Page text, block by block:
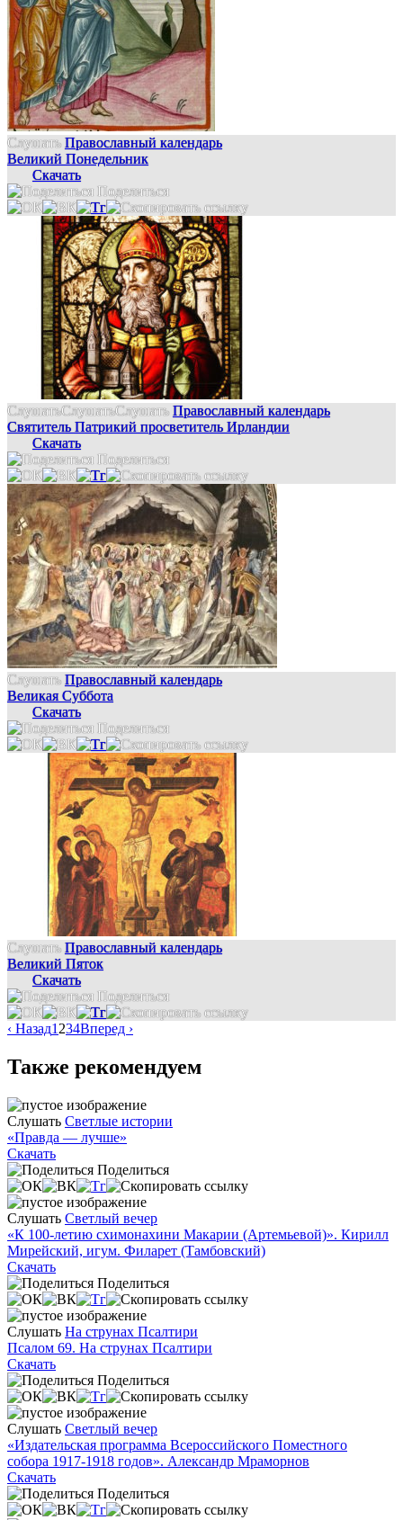
Слушать Православный календарь
Великий Понедельник
Скачать
Поделиться
СлушатьСлушатьСлушать Православный календарь
Святитель Патрикий просветитель Ирландии
Скачать
Поделиться
Слушать Православный календарь
Великая Суббота
Скачать
Поделиться
Слушать Православный календарь
Великий Пяток
Скачать
Поделиться
‹ Назад1 234Вперед ›
Также рекомендуем
Слушать Светлые истории
«Правда — лучше»
Скачать
Поделиться
Слушать Светлый вечер
«К 100-летию схимонахини Макарии (Артемьевой)». Кирилл
Мирейский, игум. Филарет (Тамбовский)
Скачать
Поделиться
Слушать На струнах Псалтири
Псалом 69. На струнах Псалтири
Скачать
Поделиться
Слушать Светлый вечер
«Издательская программа Всероссийского Поместного
собора 1917-1918 годов». Александр Мраморнов
Скачать
Поделиться